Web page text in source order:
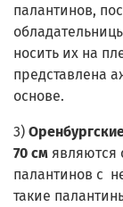
палантинов,
носить их на
представлена
основе.
3) О
70 см являются
палантинов с
такие